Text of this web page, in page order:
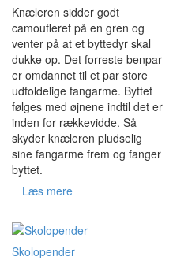
Knæleren sidder godt
camoufleret på en gren og
venter på at et byttedyr skal
dukke op. Det forreste benpar
er omdannet til et par store
udfoldelige fangarme. Byttet
følges med øjnene indtil det er
inden for rækkevidde. Så
skyder knæleren pludselig
sine fangarme frem og fanger
byttet.
Læs mere
Skolopender